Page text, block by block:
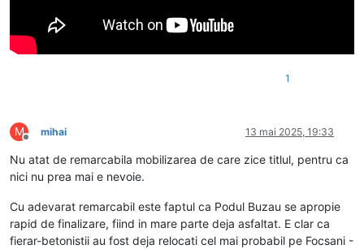
1
M
Deconectat
mihai 13 mai 2025, 19:33
Nu atat de remarcabila mobilizarea de care zice titlul, pentru ca
nici nu prea mai e nevoie.
Cu adevarat remarcabil este faptul ca Podul Buzau se apropie
rapid de finalizare, fiind in mare parte deja asfaltat. E clar ca
fierar-betonistii au fost deja relocati cel mai probabil pe Focsani -